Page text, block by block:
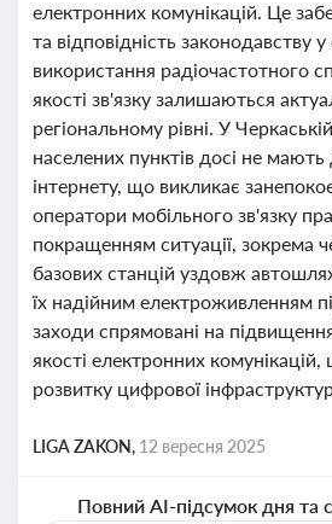
електронних комунікацій. Це
та відповідність законодавству у
використання радіочастотного
якості зв'язку залишаються
регіональному рівні. У
населених пунктів досі не
інтернету, що викликає
оператори мобільного зв'язку
покращенням ситуації, зокрема
базових станцій уздовж
їх надійним електроживленням
заходи спрямовані на
якості електронних
розвитку цифрової
LIGA ZAKON, 12 вересня 2025
Повний AI-підсумок дня та